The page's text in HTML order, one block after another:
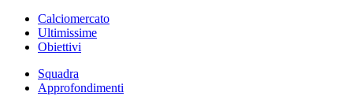
Calciomercato
Ultimissime
Obiettivi
Squadra
Approfondimenti